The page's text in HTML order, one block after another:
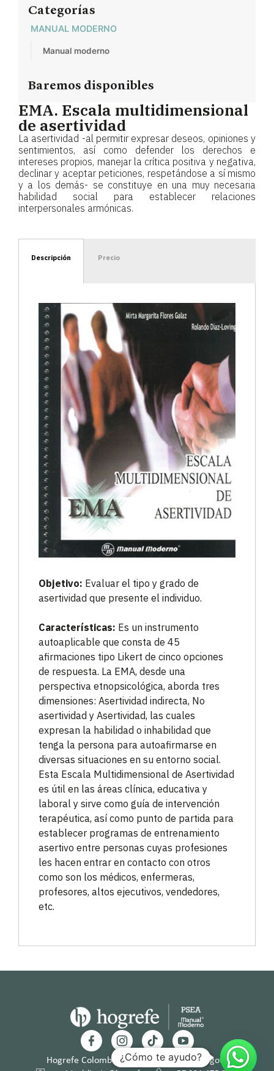
Categorías
MANUAL MODERNO
Manual moderno
Baremos disponibles
EMA. Escala multidimensional
de asertividad
La asertividad -al permitir expresar deseos, opiniones y
sentimientos, así como defender los derechos e
intereses propios, manejar la crítica positiva y negativa,
declinar y aceptar peticiones, respetándose a sí mismo
y a los demás- se constituye en una muy necesaria
habilidad social para establecer relaciones
interpersonales armónicas.
Descripción Precio
Objetivo: Evaluar el tipo y grado de
asertividad que presente el individuo.
Características: Es un instrumento
autoaplicable que consta de 45
afirmaciones tipo Likert de cinco opciones
de respuesta. La EMA, desde una
perspectiva etnopsicológica, aborda tres
dimensiones: Asertividad indirecta, No
asertividad y Asertividad, las cuales
expresan la habilidad o inhabilidad que
tenga la persona para autoafirmarse en
diversas situaciones en su entorno social.
Esta Escala Multidimensional de Asertividad
es útil en las áreas clínica, educativa y
laboral y sirve como guía de intervención
terapéutica, así como punto de partida para
establecer programas de entrenamiento
asertivo entre personas cuyas profesiones
les hacen entrar en contacto con otros
como son los médicos, enfermeras,
profesores, altos ejecutivos, vendedores,
etc.
Hogrefe Colombia Cra. 49b # 93 – 38, Bogotá
¿Cómo te ayudo?